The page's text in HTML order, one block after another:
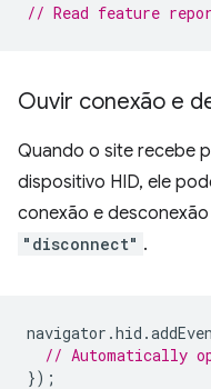
// Read feature
Ouvir conexão e
Quando o site recebe
dispositivo HID, ele
conexão e
"disconnect" .
navigator .hid .
// Automatically
});